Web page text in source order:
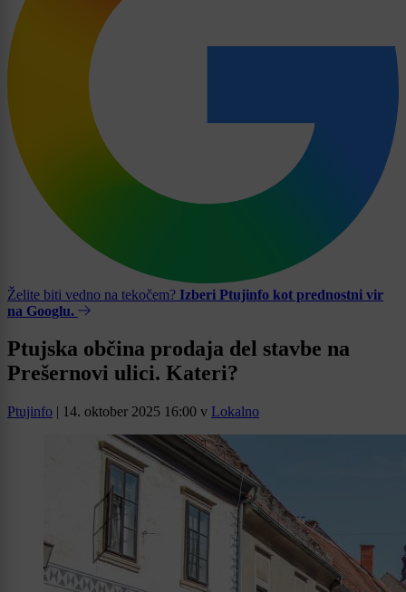
Želite biti vedno na tekočem? Izberi Ptujinfo kot prednostni vir
na Googlu.
Ptujska občina prodaja del stavbe na
Prešernovi ulici. Kateri?
Ptujinfo | 14. oktober 2025 16:00 v Lokalno